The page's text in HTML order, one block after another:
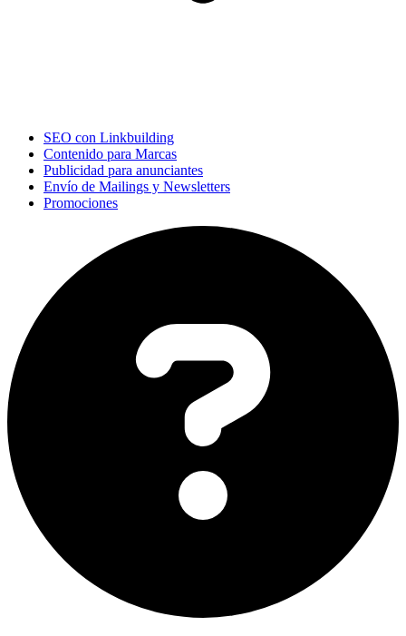
SEO con Linkbuilding
Contenido para Marcas
Publicidad para anunciantes
Envío de Mailings y Newsletters
Promociones